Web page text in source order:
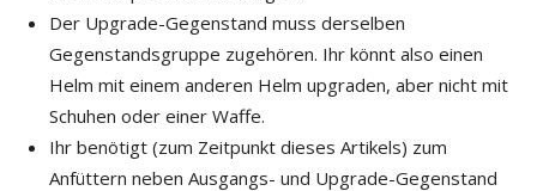
Der Upgrade-Gegenstand muss derselben
Gegenstandsgruppe zugehören. Ihr könnt also einen
Helm mit einem anderen Helm upgraden, aber nicht mit
Schuhen oder einer Waffe.
Ihr benötigt (zum Zeitpunkt dieses Artikels) zum
Anfüttern neben Ausgangs- und Upgrade-Gegenstand